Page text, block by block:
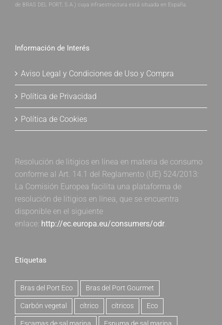
de BRAS DEL PORT, S.A.) cuya infraestructura está situada en España.
Información de Interés
Aviso Legal y Condiciones de Uso y Compra
Política de Privacidad
Política de Cookies
Resolución de litigios en línea en materia de consumo
conforme al Art. 14.1 del Reglamento (UE) 524/2013:
La Comisión Europea facilita una plataforma de
resolución de litigios en línea, que se encuentra
disponible en el siguiente
enlace: http://ec.europa.eu/consumers/odr.
Etiquetas
Bras del Port Eco Bras del Port Gourmet
Carbón vegetal cítrico cítricos Eco